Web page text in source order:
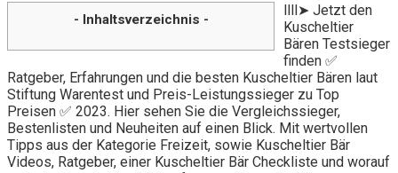
- Inhaltsverzeichnis -
llll➤ Jetzt den
Kuscheltier
Bären Testsieger
finden ✅
Ratgeber, Erfahrungen und die besten Kuscheltier Bären laut
Stiftung Warentest und Preis-Leistungssieger zu Top
Preisen ✅ 2023. Hier sehen Sie die Vergleichssieger,
Bestenlisten und Neuheiten auf einen Blick. Mit wertvollen
Tipps aus der Kategorie Freizeit, sowie Kuscheltier Bär
Videos, Ratgeber, einer Kuscheltier Bär Checkliste und worauf